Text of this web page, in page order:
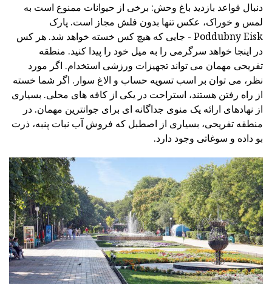
دنبال قواعد بازدید باغ وحش: برخی از حیوانات ممنوع است به
لمس و خوراک، عکس تنها بدون فلش مجاز است. پارک
Poddubny Eisk - جایی که هیچ کس خسته خواهد شد. هر کس
در اینجا خواهد سرگرمی را به میل خود را پیدا کنید. منطقه
تفریحی مهمان می تواند تجهیزات ورزشی استخدام. اگر مورد
نظر، می توان بر اسب تسویه حساب و الاغ سوار. اگر شما خسته
از راه رفتن هستند، استراحت در یکی از کافه های محلی. بسیاری
از نهادهای ارائه یک منوی جداگانه ای برای جوانترین مهمان. در
منطقه تفریحی، بسیاری از اصطبل که فروش آب نبات پنبه، ذرت
بو داده و سوغاتی وجود دارد.